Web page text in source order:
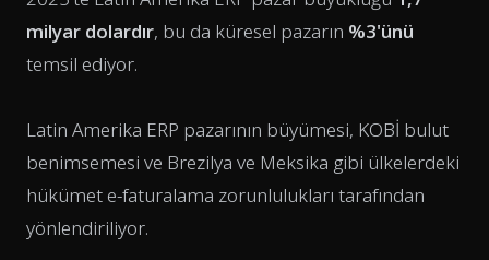
milyar dolardır, bu da küresel pazarın %3'ünü
temsil ediyor.
Latin Amerika ERP pazarının büyümesi, KOBİ bulut
benimsemesi ve Brezilya ve Meksika gibi ülkelerdeki
hükümet e-faturalama zorunlulukları tarafından
yönlendiriliyor.